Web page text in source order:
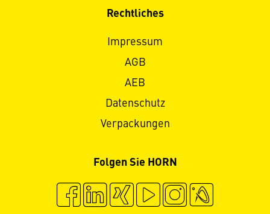
Rechtliches
Impressum
AGB
AEB
Datenschutz
Verpackungen
Folgen Sie HORN